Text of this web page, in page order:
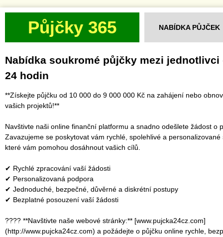
Půjčky 365 NABÍDKA PŮJČEK
Nabídka soukromé půjčky mezi jednotlivci
24 hodin
**Získejte půjčku od 10 000 do 9 000 000 Kč na zahájení nebo
vašich projektů!**
Navštivte naši online finanční platformu a snadno odešlete žádost o
Zavazujeme se poskytovat vám rychlé, spolehlivé a personalizované
které vám pomohou dosáhnout vašich cílů.
✔ Rychlé zpracování vaší žádosti
✔ Personalizovaná podpora
✔ Jednoduché, bezpečné, důvěrné a diskrétní postupy
✔ Bezplatné posouzení vaší žádosti
???? **Navštivte naše webové stránky:** [www.pujcka24cz.com]
(http://www.pujcka24cz.com) a požádejte o půjčku online rychle,